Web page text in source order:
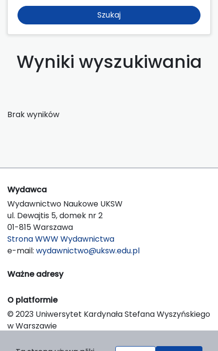
Szukaj
Wyniki wyszukiwania
Brak wyników
Wydawca
Wydawnictwo Naukowe UKSW
ul. Dewajtis 5, domek nr 2
01-815 Warszawa
Strona WWW Wydawnictwa
e-mail: wydawnictwo@uksw.edu.pl
Ważne adresy
O platformie
© 2023 Uniwersytet Kardynała Stefana Wyszyńskiego
w Warszawie